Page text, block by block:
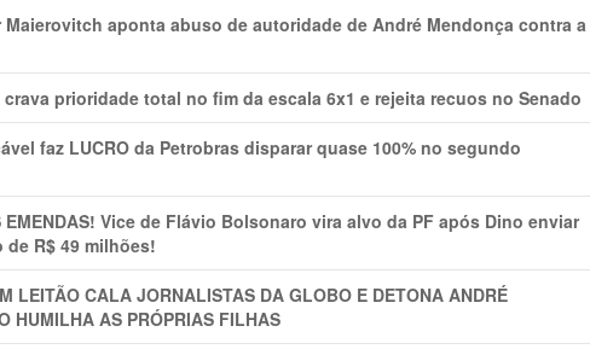
Maierovitch aponta abuso de autoridade de André Mendonça contra a
prioridade total no fim da escala 6x1 e rejeita recuos no Senado
faz LUCRO da Petrobras disparar quase 100% no segundo
EMENDAS! Vice de Flávio Bolsonaro vira alvo da PF após Dino enviar
R$ 49 milhões!
LEITÃO CALA JORNALISTAS DA GLOBO E DETONA ANDRÉ
HUMILHA AS PRÓPRIAS FILHAS